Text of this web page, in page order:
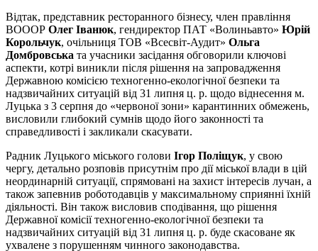
Відтак, представник ресторанного бізнесу, член правління
ВОООР Олег Іванюк, гендиректор ПАТ «Волиньавто» Юрій
Корольчук, очільниця ТОВ «Всесвіт-Аудит» Ольга
Домбровська та учасники засідання обговорили ключові
аспекти, котрі виникли після рішення на запровадження
Державною комісією техногенно-екологічної безпеки та
надзвичайних ситуацій від 31 липня ц. р. щодо віднесення м.
Луцька з 3 серпня до «червоної зони» карантинних обмежень,
висловили глибокий сумнів щодо його законності та
справедливості і закликали скасувати.
Радник Луцького міського голови Ігор Поліщук, у свою
чергу, детально розповів присутнім про дії міської влади в цій
неординарній ситуації, спрямовані на захист інтересів лучан, а
також запевнив роботодавців у максимальному сприянні їхній
діяльності. Він також висловив сподівання, що рішення
Державної комісії техногенно-екологічної безпеки та
надзвичайних ситуацій від 31 липня ц. р. буде скасоване як
ухвалене з порушенням чинного законодавства.